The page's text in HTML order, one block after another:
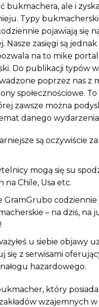
bukmachera, ale i
Typy
pojawiają się
Nasze zasięgi są
na to mike portal
Do publikacji typów
poprzez nas z
społecznościowe.
zawsze można
danego
są oczywiście
mogą się su
na Chile, Usa etc.
GramGrubo
– na dziś, na
u siebie objawy
się z serwisami
hazardowego.
który
wzajemnych w